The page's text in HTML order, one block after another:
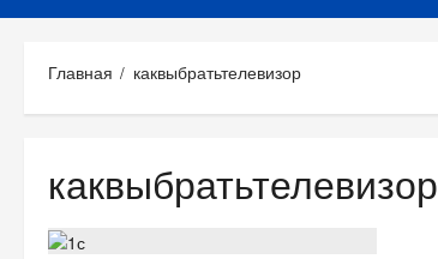
Главная каквыбратьтелевизор
каквыбратьтелевизор
ДЕТИ ДОМ
НОВОСТИ АНОНСЫ